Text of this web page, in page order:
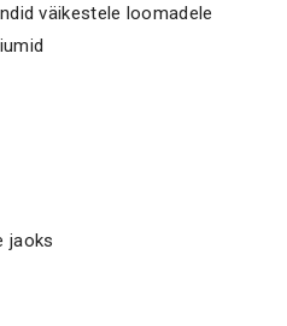
väikestele loomadele
jaoks